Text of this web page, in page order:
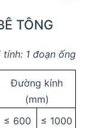
TÔNG
1 đoạn ống
Đường kính
(mm)
≤ 600
≤ 1000